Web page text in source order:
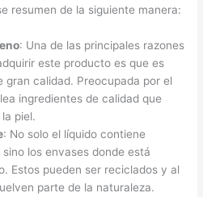
resumen de la siguiente manera:
: Una de las principales razones
este producto es que es
gran calidad. Preocupada por el
ingredientes de calidad que
piel.
: No solo el líquido contiene
los envases donde está
Estos pueden ser reciclados y al
parte de la naturaleza.